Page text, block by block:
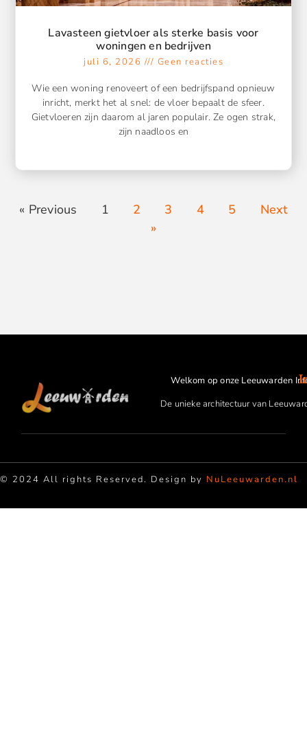
Lavasteen gietvloer als sterke basis voor
woningen en bedrijven
juli 6, 2026 Geen reacties
Wie een woning renoveert of een bedrijfspand opnieuw
inricht, merkt het al snel: de vloer bepaalt de sfeer.
Gietvloeren zijn daarom al jaren populair. Ze ogen strak,
zijn naadloos en
« Previous 1 2 3 4 5
Next
»
Welkom op onze Leeuwarden
De unieke architectuur van
© 2024 All rights Reserved. Design by NuLeeuwarden.nl